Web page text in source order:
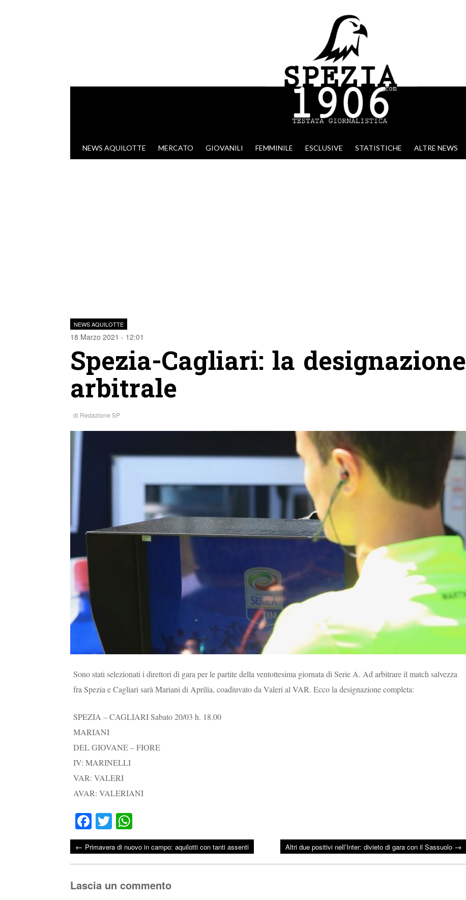
VAI AL CONTENUTO
NEWS AQUILOTTE MERCATO GIOVANILI FEMMINILE ESCLUSIVE STATISTICHE ALTRE NEWS
NEWS AQUILOTTE
18 Marzo 2021 - 12:01
Spezia-Cagliari: la designazione
arbitrale
di Redazione SP
Sono stati selezionati i direttori di gara per le partite della ventottesima giornata di Serie A. Ad arbitrare il match salvezza
fra Spezia e Cagliari sarà Mariani di Aprilia, coadiuvato da Valeri al VAR. Ecco la designazione completa:
SPEZIA – CAGLIARI Sabato 20/03 h. 18.00
MARIANI
DEL GIOVANE – FIORE
IV: MARINELLI
VAR: VALERI
AVAR: VALERIANI
Fa
ce
bo
ok
T
wi
tte
r
ha
ts
A
pp
Post navigation
← Primavera di nuovo in campo: aquilotti con tanti assenti Altri due positivi nell’Inter: divieto di gara con il Sassuolo →
Lascia un commento